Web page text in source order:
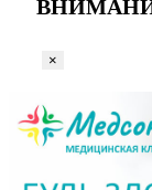
×